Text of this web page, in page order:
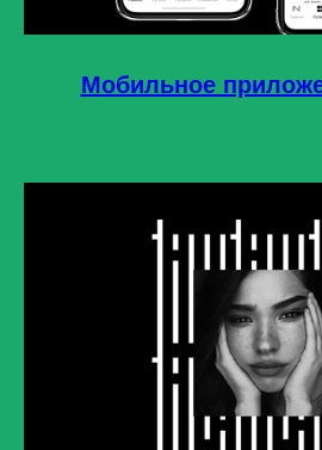
Мобильное